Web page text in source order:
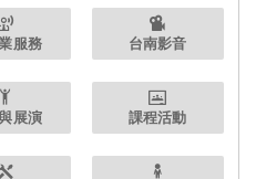
服務 台南影音
展演 課程活動